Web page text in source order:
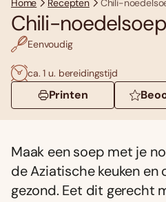
Home Recepten Chili-
Chili-
Eenvoudig
ca. 1 u. bereidingstijd
Printen
Maak een soep met je
de Aziatische keuken en
gezond. Eet dit gerecht